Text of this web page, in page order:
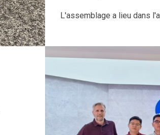
L'assemblage a lieu dans